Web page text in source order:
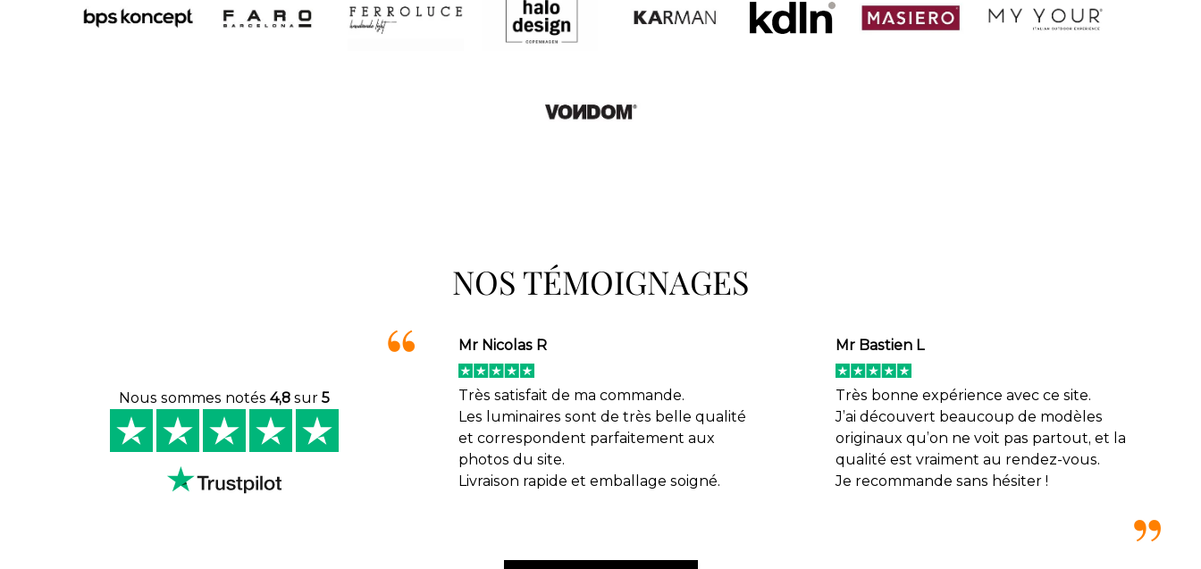
NOS TÉMOIGNAGES
Nous sommes notés 4,8sur 5
Mr Nicolas R
Très satisfait de ma commande.
Les luminaires sont de très belle qualité
et correspondent parfaitement aux
photos du site.
Livraison rapide et emballage soigné.
Mr Bastien L
Très bonne expérience avec ce site.
J’ai découvert beaucoup de modèles
originaux qu’on ne voit pas partout, et la
qualité est vraiment au rendez-vous.
Je recommande sans hésiter !